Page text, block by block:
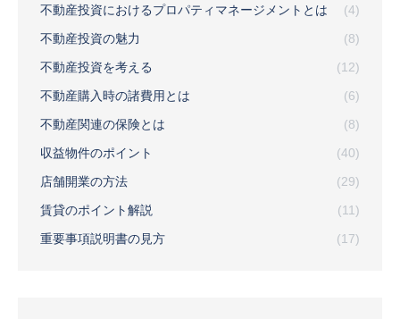
不動産投資におけるプロパティマネージメントとは
(4)
不動産投資の魅力
(8)
不動産投資を考える
(12)
不動産購入時の諸費用とは
(6)
不動産関連の保険とは
(8)
収益物件のポイント
(40)
店舗開業の方法
(29)
賃貸のポイント解説
(11)
重要事項説明書の見方
(17)